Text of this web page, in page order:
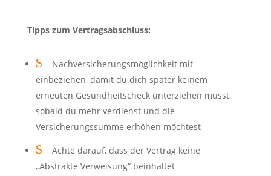
Tipps zum Vertragsabschluss:
$
Nachversicherungsmöglichkeit mit
einbeziehen, damit du dich später keinem
erneuten Gesundheitscheck unterziehen musst,
sobald du mehr verdienst und die
Versicherungssumme erhöhen möchtest
$
Achte darauf, dass der Vertrag keine
„Abstrakte Verweisung“ beinhaltet